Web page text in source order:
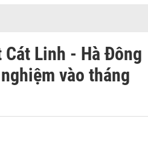
Linh - Hà Đông
vào tháng